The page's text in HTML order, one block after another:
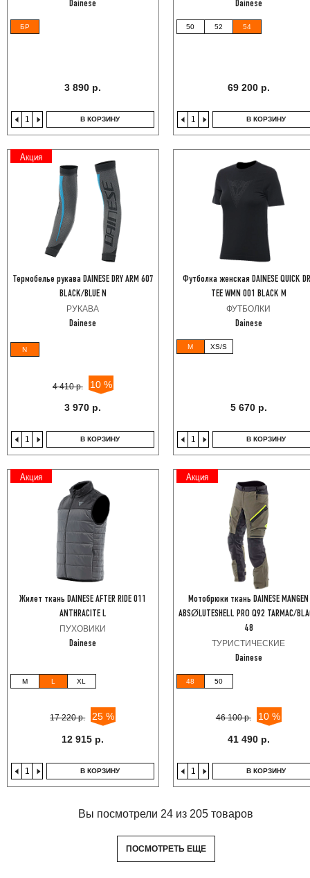
Dainese
БР
3 890 р.
В КОРЗИНУ
Dainese
50 52 54
69 200 р.
В КОРЗИНУ
Акция
Термобелье рукава DAINESE DRY ARM 607
BLACK/BLUE N
РУКАВА
Dainese
N
4 410 р. 10 %
3 970 р.
В КОРЗИНУ
Футболка женская DAINESE QUICK
TEE WMN 001 BLACK M
ФУТБОЛКИ
Dainese
M XS/S
5 670 р.
В КОРЗИНУ
Акция
Жилет ткань DAINESE AFTER RIDE 011
ANTHRACITE L
ПУХОВИКИ
Dainese
M L XL
17 220 р. 25 %
12 915 р.
В КОРЗИНУ
Акция
Мотобрюки ткань DAINESE MANGEN
ABSØLUTESHELL PRO Q92 TARMAC/
48
ТУРИСТИЧЕСКИЕ
Dainese
48 50
46 100 р. 10 %
41 490 р.
В КОРЗИНУ
Вы посмотрели 24 из 205 товаров
ПОСМОТРЕТЬ ЕЩЕ